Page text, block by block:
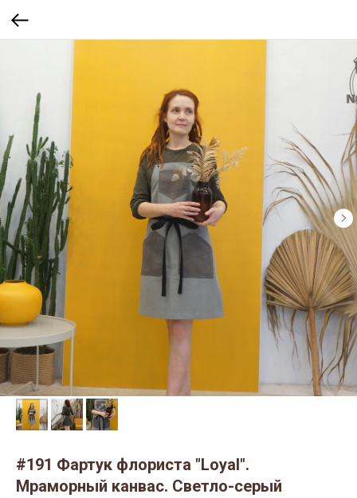
#191 Фартук флориста "Loyal".
Мраморный канвас. Светло-серый